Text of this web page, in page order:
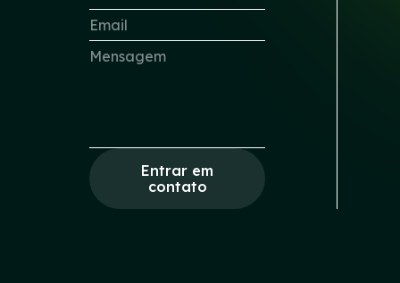
Entrar em
contato